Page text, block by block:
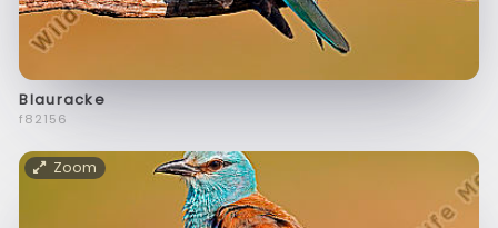
Blauracke
f82156
Zoom